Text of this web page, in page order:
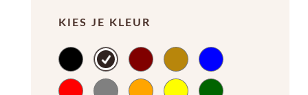
KIES JE KLEUR